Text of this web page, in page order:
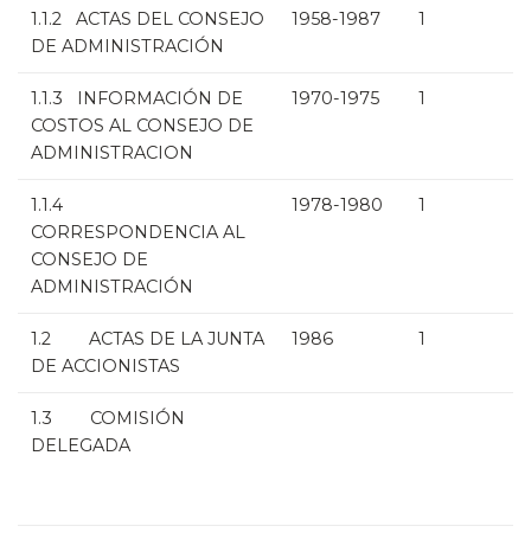
1.1.2 ACTAS DEL CONSEJO
DE ADMINISTRACIÓN
1958-1987 1
1.1.3 INFORMACIÓN DE
COSTOS AL CONSEJO DE
ADMINISTRACION
1970-1975 1
1.1.4
CORRESPONDENCIA AL
CONSEJO DE
ADMINISTRACIÓN
1978-1980 1
1.2 ACTAS DE LA JUNTA
DE ACCIONISTAS
1986 1
1.3 COMISIÓN
DELEGADA